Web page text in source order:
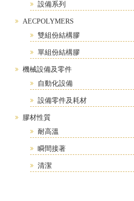
設備系列
AECPOLYMERS
雙組份結構膠
單組份結構膠
機械設備及零件
自動化設備
設備零件及耗材
膠材性質
耐高溫
瞬間接著
清潔